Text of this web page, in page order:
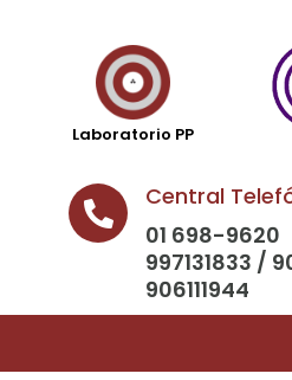
Laboratorio PP
Central
01 698-9620
997131833 /
906111944